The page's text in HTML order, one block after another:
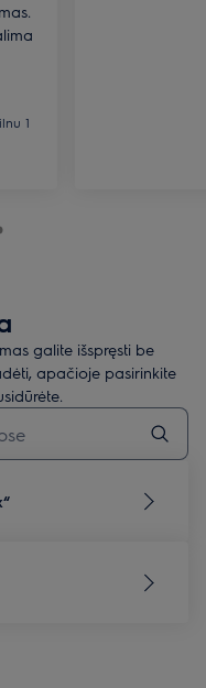
1
galite išspręsti be
apačioje pasirinkite